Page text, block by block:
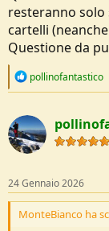
resteranno solo
cartelli
Questione da
R
c
t
i
o
s
:
pollinofantastico
24 Gennaio 2026
MonteBianco ha